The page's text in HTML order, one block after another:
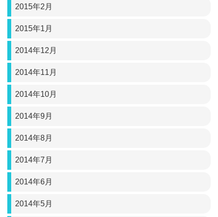
2015年2月
2015年1月
2014年12月
2014年11月
2014年10月
2014年9月
2014年8月
2014年7月
2014年6月
2014年5月